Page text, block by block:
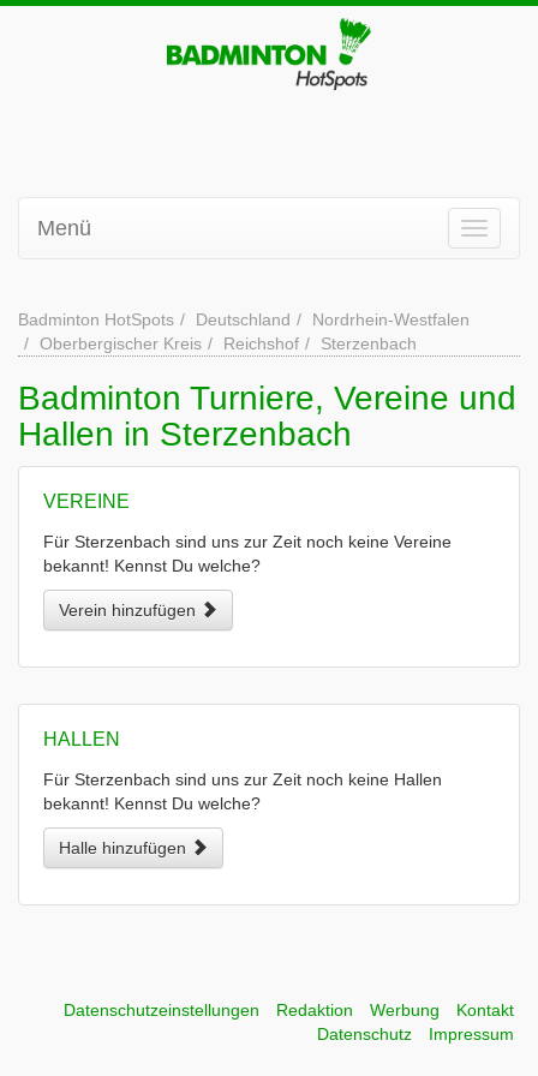
Menü
Badminton HotSpots Deutschland
Nordrhein-Westfalen
Oberbergischer Kreis
Reichshof Sterzenbach
Badminton Turniere, Vereine und
Hallen in Sterzenbach
VEREINE
Für Sterzenbach sind uns zur Zeit noch keine Vereine
bekannt! Kennst Du welche?
Verein hinzufügen
HALLEN
Für Sterzenbach sind uns zur Zeit noch keine Hallen
bekannt! Kennst Du welche?
Halle hinzufügen
Datenschutzeinstellungen Redaktion Werbung
Kontakt
Datenschutz
Impressum